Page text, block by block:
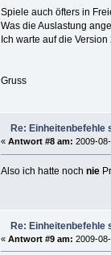
Spiele auch öfters in
Was die Auslastung
Ich warte auf die
Gruss
Re: Einheitenbefehle
« Antwort #8 am: 2009-
Also ich hatte noch nie
Re: Einheitenbefehle
« Antwort #9 am: 2009-